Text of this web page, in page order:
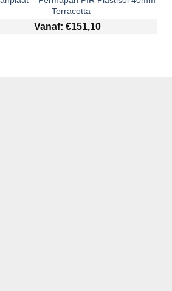
– Terracotta
Vanaf:€151,10